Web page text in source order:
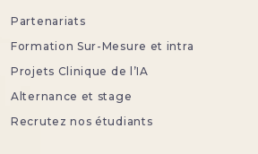
Partenariats
Formation Sur-Mesure et intra
Projets Clinique de l’IA
Alternance et stage
Recrutez nos étudiants